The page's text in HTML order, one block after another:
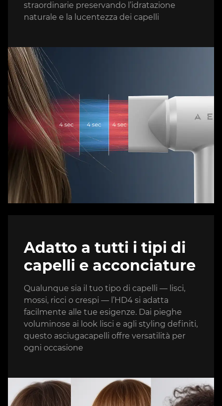
straordinarie preservando l’idratazione
naturale e la lucentezza dei capelli
Adatto a tutti i tipi di
capelli e acconciature
Qualunque sia il tuo tipo di capelli — lisci,
mossi, ricci o crespi — l’HD4 si adatta
facilmente alle tue esigenze. Dai pieghe
voluminose ai look lisci e agli styling definiti,
questo asciugacapelli offre versatilità per
ogni occasione